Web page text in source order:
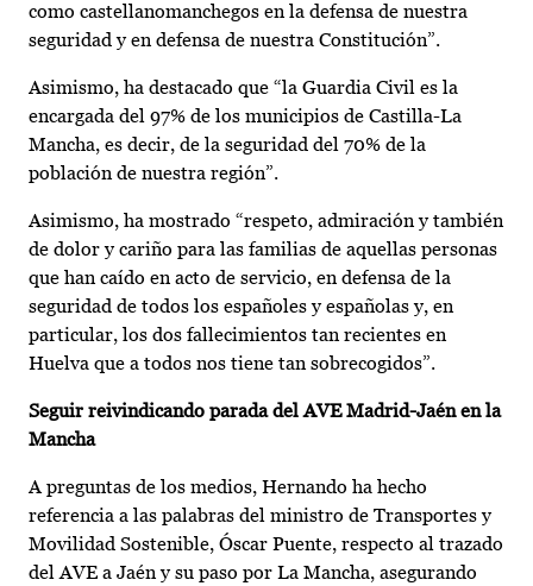
como castellanomanchegos en la defensa de nuestra
seguridad y en defensa de nuestra Constitución”.
Asimismo, ha destacado que “la Guardia Civil es la
encargada del 97% de los municipios de Castilla-La
Mancha, es decir, de la seguridad del 70% de la
población de nuestra región”.
Asimismo, ha mostrado “respeto, admiración y también
de dolor y cariño para las familias de aquellas personas
que han caído en acto de servicio, en defensa de la
seguridad de todos los españoles y españolas y, en
particular, los dos fallecimientos tan recientes en
Huelva que a todos nos tiene tan sobrecogidos”.
Seguir reivindicando parada del AVE Madrid-Jaén en la
Mancha
A preguntas de los medios, Hernando ha hecho
referencia a las palabras del ministro de Transportes y
Movilidad Sostenible, Óscar Puente, respecto al trazado
del AVE a Jaén y su paso por La Mancha, asegurando